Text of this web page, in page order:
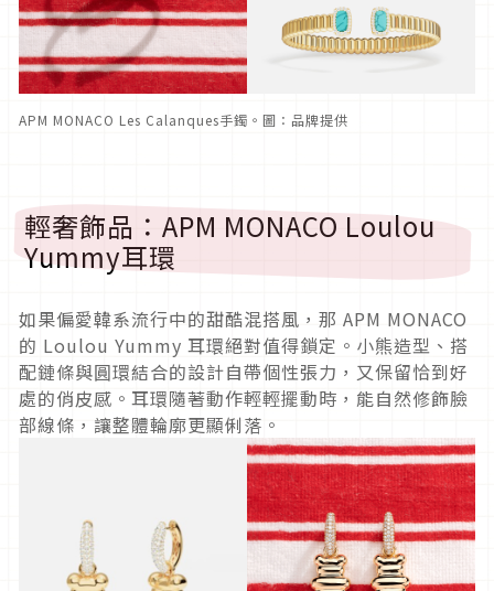
APM MONACO Les Calanques手鐲。圖：品牌提供
輕奢飾品：APM MONACO Loulou
Yummy耳環
如果偏愛韓系流行中的甜酷混搭風，那 APM MONACO
的 Loulou Yummy 耳環絕對值得鎖定。小熊造型、搭
配鏈條與圓環結合的設計自帶個性張力，又保留恰到好
處的俏皮感。耳環隨著動作輕輕擺動時，能自然修飾臉
部線條，讓整體輪廓更顯俐落。